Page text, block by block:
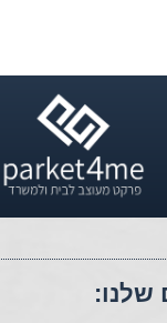
שלנו: